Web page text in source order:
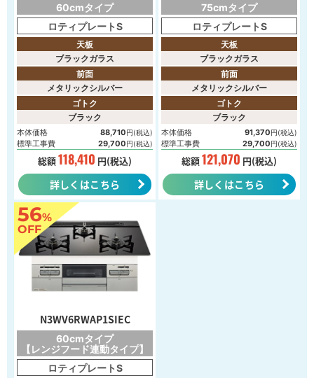
60cmタイプ
ロティプレートS
天板
ブラックガラス
前面
メタリックシルバー
ゴトク
ブラック
本体価格 88,710円(税込)
標準工事費 29,700円(税込)
総額118,410 円(税込)
詳しくはこちら
75cmタイプ
ロティプレートS
天板
ブラックガラス
前面
メタリックシルバー
ゴトク
ブラック
本体価格 91,370円(税込)
標準工事費 29,700円(税込)
総額121,070 円(税込)
詳しくはこちら
56%
OFF
N3WV6RWAP1SIEC
60cmタイプ
【レンジフード連動タイプ】
ロティプレートS